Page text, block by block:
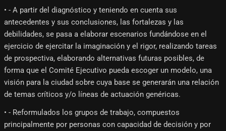
• - A partir del diagnóstico y teniendo en cuenta sus
antecedentes y sus conclusiones, las fortalezas y las
debilidades, se pasa a elaborar escenarios fundándose en el
ejercicio de ejercitar la imaginación y el rigor, realizando tareas
de prospectiva, elaborando alternativas futuras posibles, de
forma que el Comité Ejecutivo pueda escoger un modelo, una
visión para la ciudad sobre cuya base se generarán una relación
de temas críticos y/o líneas de actuación genéricas.
• - Reformulados los grupos de trabajo, compuestos
principalmente por personas con capacidad de decisión y por